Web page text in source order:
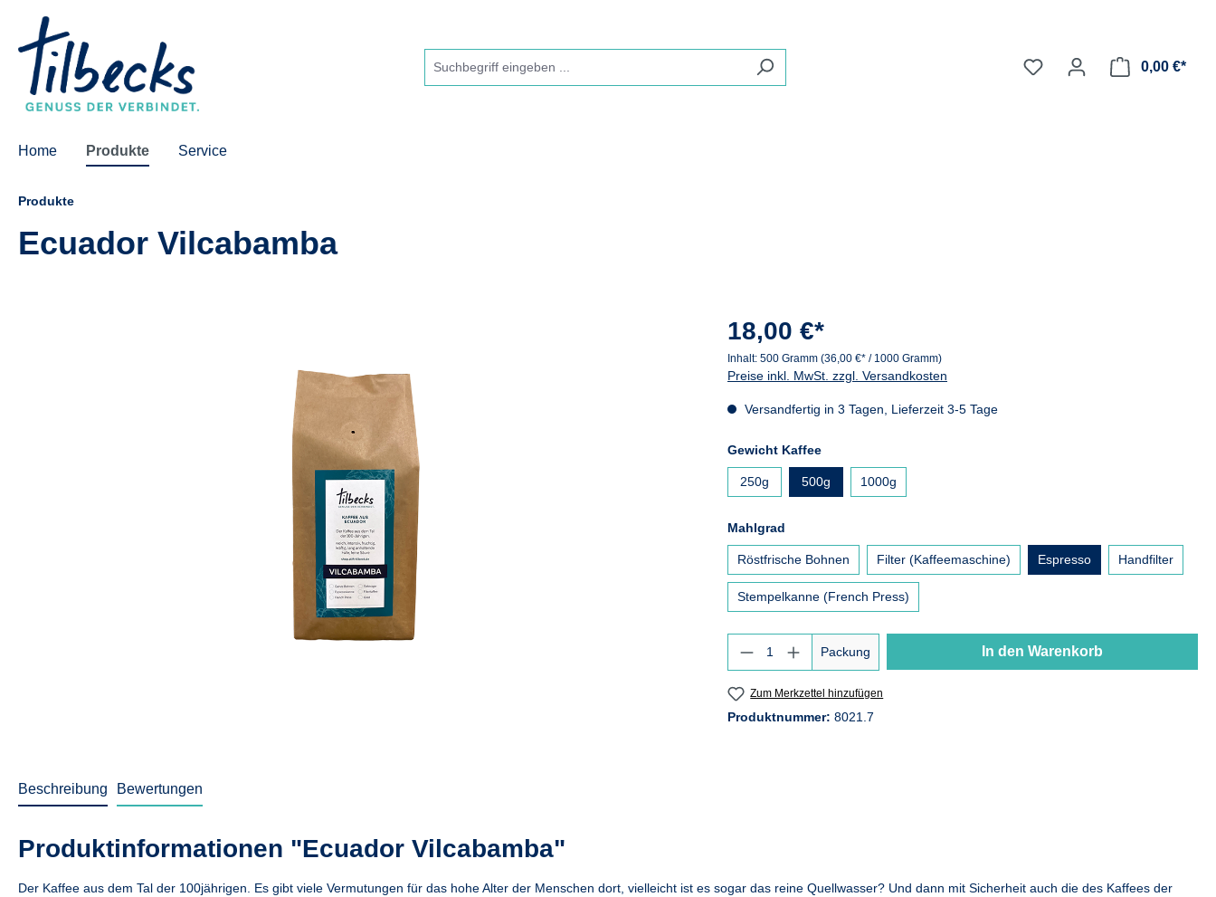
0,00 €*
Home Produkte Service
Produkte
Ecuador Vilcabamba
18,00 €*
Inhalt: 500 Gramm (36,00 €* / 1000 Gramm)
Preise inkl. MwSt. zzgl. Versandkosten
Versandfertig in 3 Tagen, Lieferzeit 3-5 Tage
Gewicht Kaffeeauswählen
250g 500g 1000g
Mahlgrad
Röstfrische Bohnen Filter (Kaffeemaschine) Espresso Handfilter
Stempelkanne (French Press)
Produkt Anzahl: Gib den gewünschten Wert ein
Packung In den Warenkorb
Zum Merkzettel hinzufügen
Produktnummer: 8021.7
Beschreibung Bewertungen
Produktinformationen "Ecuador Vilcabamba"
Der Kaffee aus dem Tal der 100jährigen. Es gibt viele Vermutungen für das hohe Alter der Menschen dort, vielleicht ist es sogar das reine Quellwasser? Und dann mit Sicherheit auch die des Kaffees der